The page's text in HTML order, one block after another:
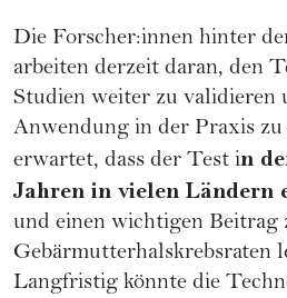
Die Forscher:innen hinter
arbeiten derzeit daran, den
Studien weiter zu validieren
Anwendung in der Praxis
erwartet, dass der Test in
Jahren in vielen Ländern
und einen wichtigen Beitrag
Gebärmutterhalskrebsraten
Langfristig könnte die